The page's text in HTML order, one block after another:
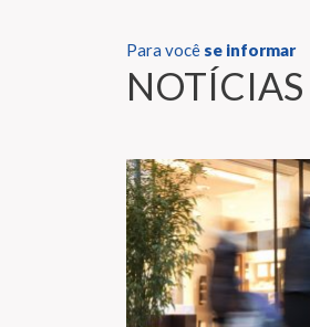
Para você se informar
NOTÍCIAS